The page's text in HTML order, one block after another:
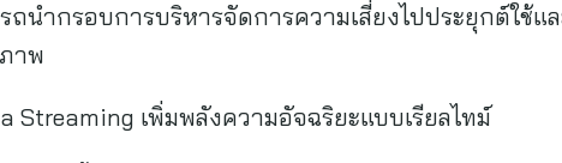
ถนำกรอบการบริหารจัดการความเสี่ยงไปประยุกต์ใช้
าพ
Streaming เพิ่มพลังความอัจฉริยะแบบเรียลไทม์